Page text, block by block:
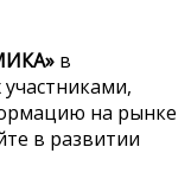
в
на рынке
в развитии